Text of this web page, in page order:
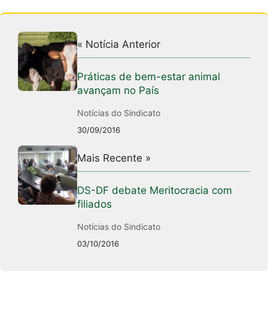
k
« Notícia Anterior
Práticas de bem-estar animal
avançam no País
Notícias do Sindicato
30/09/2016
Mais Recente »
DS-DF debate Meritocracia com
filiados
Notícias do Sindicato
03/10/2016